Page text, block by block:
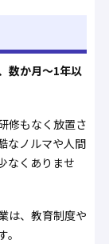
数か月〜1年以
修もなく放置さ
なノルマや人間
なくありませ
は、教育制度や